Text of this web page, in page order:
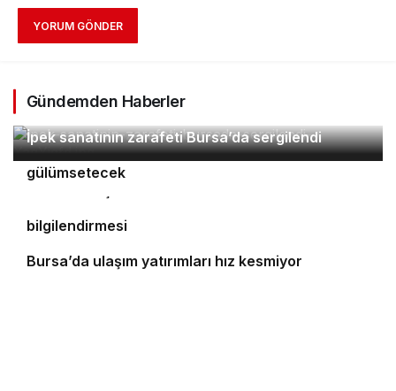
YORUM GÖNDER
Gündemden Haberler
İpek sanatının zarafeti Bursa’da sergilendi
Orhaneli’nin turizm potansiyeli Bursa’yı
gülümsetecek
3
4
Bursa’da öğrencilere polislik tanıtımı ve güvenlik
bilgilendirmesi
5
Bursa’da ulaşım yatırımları hız kesmiyor